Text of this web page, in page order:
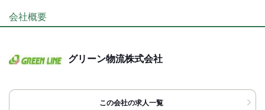
▼カンタンweb応募！24時間受付中！
※【応募ボタン】よりご応募ください。
▼TELからのご応募、お問い合わせについて
※受付時間 9：00～18：00
いただけるとスムーズです。
※応募はできればWEBからでお願いします！
会社概要
グリーン物流株式会社
この会社の求人一覧